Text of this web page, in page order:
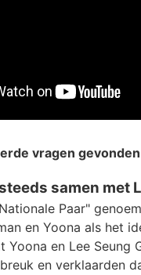
vragen gevonden
samen met
Paar"
en Yoona als het
Yoona en Lee Seung
en verklaarden